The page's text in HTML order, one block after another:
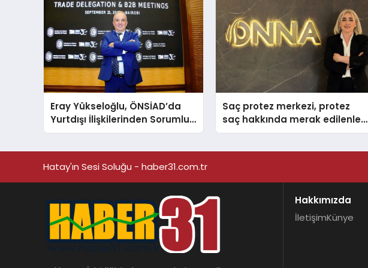
Eray Yükseloğlu, ÖNSİAD’da
Yurtdışı İlişkilerinden Sorumlu
Genel Başkan Yardımcısı Oldu
Saç protez merkezi, protez
saç hakkında merak edilenleri
anlattı
Hatay'ın Sesi Soluğu - haber31.com.tr
Hakkımızda
İletişimKünye